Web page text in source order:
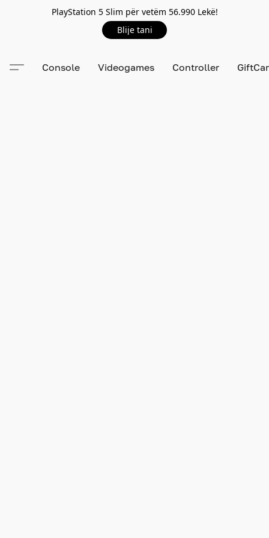
PlayStation 5 Slim për vetëm 56.990 Lekë!
Blije tani
Console Videogames Controller